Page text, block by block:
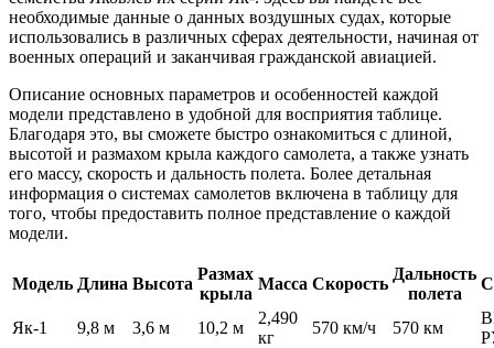
необходимые данные о данных воздушных судах, которые
использовались в различных сферах деятельности, начиная от
военных операций и заканчивая гражданской авиацией.
Описание основных параметров и особенностей каждой
модели представлено в удобной для восприятия таблице.
Благодаря это, вы сможете быстро ознакомиться с длиной,
высотой и размахом крыла каждого самолета, а также узнать
его массу, скорость и дальность полета. Более детальная
информация о системах самолетов включена в таблицу для
того, чтобы предоставить полное представление о каждой
модели.
Модель Длина Высота
Размах
крыла
Масса Скорость
Дальность
полета
Як-1 9,8 м 3,6 м 10,2 м
2,490
кг
570 км/ч 570 км